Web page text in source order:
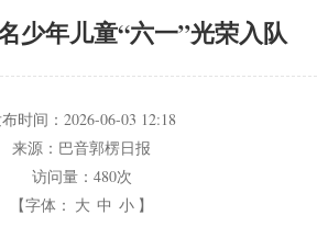
少年儿童“六一”光荣入队
时间： 2026-06-03 12:18
来源： 巴音郭楞日报
访问量： 480次
【字体： 大 中 小 】